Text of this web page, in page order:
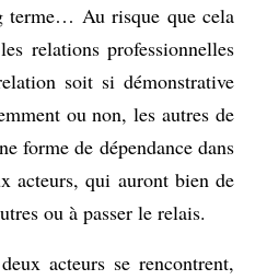
terme… Au risque que cela
relations professionnelles
soit si démonstrative
ou non, les autres de
forme de dépendance dans
acteurs, qui auront bien de
ou à passer le relais.
acteurs se rencontrent,